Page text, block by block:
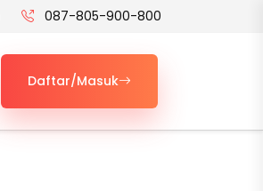
087-805-900-800
Daftar/Masuk